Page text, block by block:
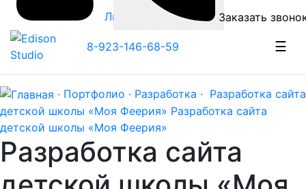
Личный кабинет Заказать
8-923-146-68-59 ☰
· Портфолио · Разработка · Разработка сайта
детской школы «Моя Феерия» Разработка сайта
детской школы «Моя Феерия»
Разработка сайта